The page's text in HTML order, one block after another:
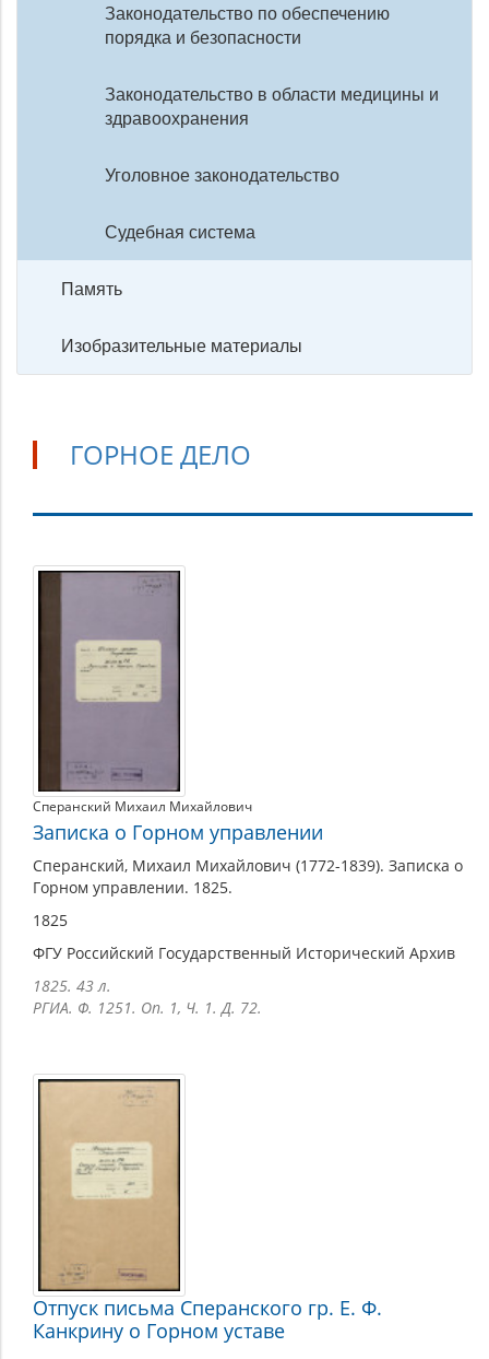
Законодательство по обеспечению
порядка и безопасности
Законодательство в области медицины и
здравоохранения
Уголовное законодательство
Судебная система
Память
Изобразительные материалы
ГОРНОЕ ДЕЛО
Горное
Сперанский Михаил Михайлович
Записка о Горном управлении
Сперанский, Михаил Михайлович (1772-1839). Записка о
Горном управлении. 1825.
1825
ФГУ Российский Государственный Исторический Архив
1825. 43 л.
РГИА. Ф. 1251. Оп. 1, Ч. 1. Д. 72.
Отпуск письма Сперанского гр. Е. Ф.
Канкрину о Горном уставе